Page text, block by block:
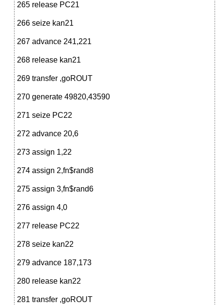
265 release PC21
266 seize kan21
267 advance 241,221
268 release kan21
269 transfer ,goROUT
270 generate 49820,43590
271 seize PC22
272 advance 20,6
273 assign 1,22
274 assign 2,fn$rand8
275 assign 3,fn$rand6
276 assign 4,0
277 release PC22
278 seize kan22
279 advance 187,173
280 release kan22
281 transfer ,goROUT